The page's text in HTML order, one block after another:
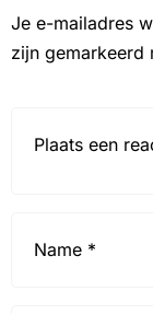
Je e-mailadres
zijn gemarkeerd